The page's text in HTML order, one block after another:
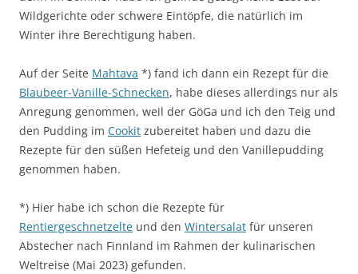
Wildgerichte oder schwere Eintöpfe, die natürlich im
Winter ihre Berechtigung haben.
Auf der Seite Mahtava *) fand ich dann ein Rezept für die
Blaubeer-Vanille-Schnecken, habe dieses allerdings nur als
Anregung genommen, weil der GöGa und ich den Teig und
den Pudding im Cookit zubereitet haben und dazu die
Rezepte für den süßen Hefeteig und den Vanillepudding
genommen haben.
*) Hier habe ich schon die Rezepte für
Rentiergeschnetzelte und den Wintersalat für unseren
Abstecher nach Finnland im Rahmen der kulinarischen
Weltreise (Mai 2023) gefunden.